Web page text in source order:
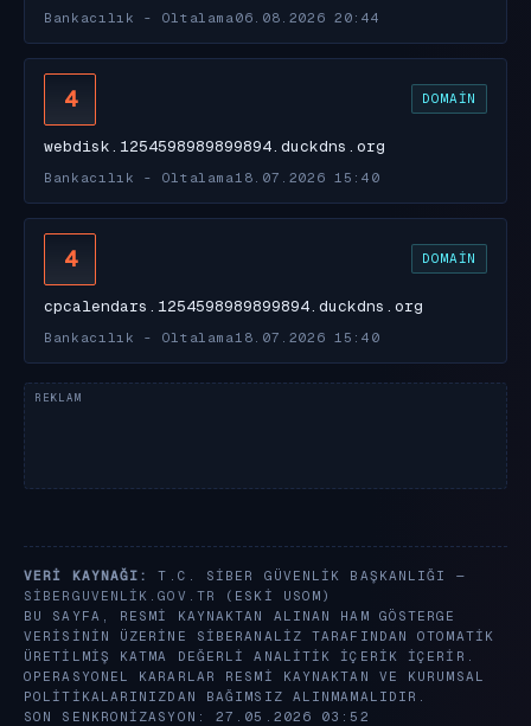
Bankacılık - Oltalama 06.08.2026 20:44
4 DOMAIN
webdisk.1254598989899894.duckdns.org
Bankacılık - Oltalama 18.07.2026 15:40
4 DOMAIN
cpcalendars.1254598989899894.duckdns.org
Bankacılık - Oltalama 18.07.2026 15:40
VERI KAYNAĞI:
T.C. SIBER GÜVENLIK BAŞKANLIĞI —
SIBERGUVENLIK.GOV.TR
(ESKI USOM)
BU SAYFA, RESMI KAYNAKTAN ALINAN HAM GÖSTERGE
VERISININ ÜZERINE SIBERANALIZ TARAFINDAN OTOMATIK
ÜRETILMIŞ KATMA DEĞERLI ANALITIK IÇERIK IÇERIR.
OPERASYONEL KARARLAR RESMI KAYNAKTAN VE KURUMSAL
POLITIKALARINIZDAN BAĞIMSIZ ALINMAMALIDIR.
SON SENKRONIZASYON: 27.05.2026 03:52